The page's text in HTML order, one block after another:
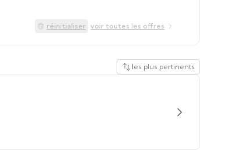
réinitialiser voir toutes les offres
les plus pertinents